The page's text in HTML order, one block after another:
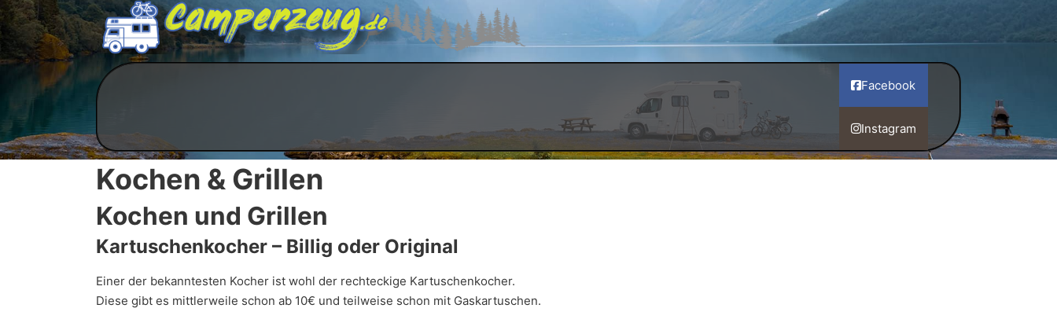
Facebook
Instagram
Kochen & Grillen
Kochen und Grillen
Kartuschenkocher – Billig oder Original
Einer der bekanntesten Kocher ist wohl der rechteckige Kartuschenkocher.
Diese gibt es mittlerweile schon ab 10€ und teilweise schon mit Gaskartuschen.